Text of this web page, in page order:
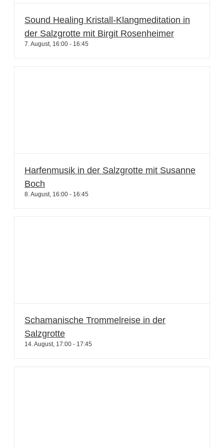
Sound Healing Kristall-Klangmeditation in
der Salzgrotte mit Birgit Rosenheimer
7. August, 16:00 - 16:45
Harfenmusik in der Salzgrotte mit Susanne
Boch
8. August, 16:00 - 16:45
Schamanische Trommelreise in der
Salzgrotte
14. August, 17:00 - 17:45